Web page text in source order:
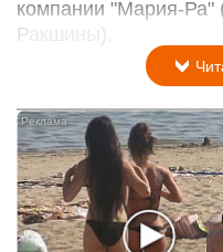
компании "Мария-Ра"
Ракшины).